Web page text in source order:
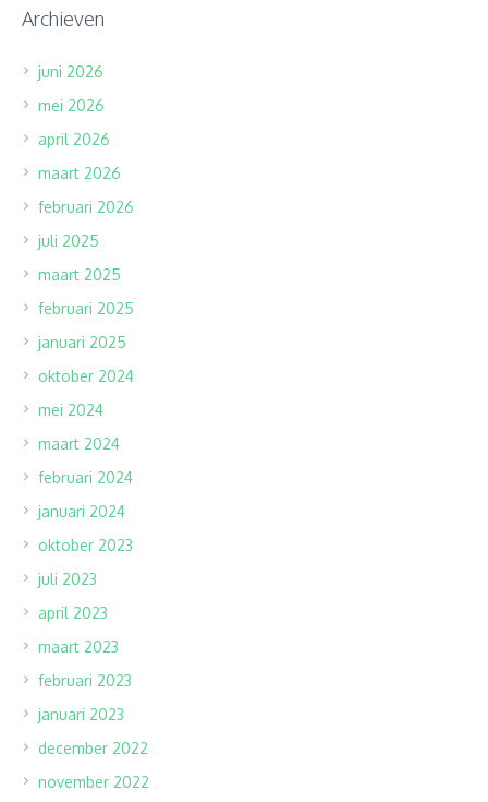
Archieven
juni 2026
mei 2026
april 2026
maart 2026
februari 2026
juli 2025
maart 2025
februari 2025
januari 2025
oktober 2024
mei 2024
maart 2024
februari 2024
januari 2024
oktober 2023
juli 2023
april 2023
maart 2023
februari 2023
januari 2023
december 2022
november 2022